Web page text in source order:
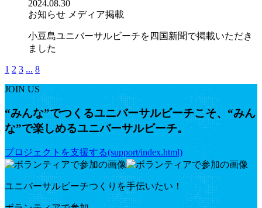
2024.08.30
お知らせ メディア掲載
小豆島ユニバーサルビーチを四国新聞で掲載いただき
ました
1 2 3 ... 8
JOIN US
“みんな”でつくるユニバーサルビーチこそ、“みん
な”で楽しめるユニバーサルビーチ。
プロジェクトを支援する(support/index.html)
ユニバーサルビーチつくりを手伝いたい！